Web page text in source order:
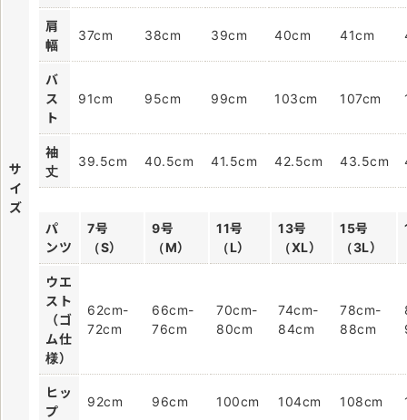
サ
イ
ズ
肩
幅
37cm 38cm 39cm 40cm 41cm
バ
ス
ト
91cm 95cm 99cm 103cm 107cm
袖
丈
39.5cm 40.5cm 41.5cm 42.5cm 43.5cm
パ
ンツ
7号
（S）
9号
（M）
11号
（L）
13号
（XL）
15号
（3L）
ウエ
スト
（ゴ
ム仕
様）
62cm-
72cm
66cm-
76cm
70cm-
80cm
74cm-
84cm
78cm-
88cm
ヒッ
プ
92cm 96cm 100cm 104cm 108cm